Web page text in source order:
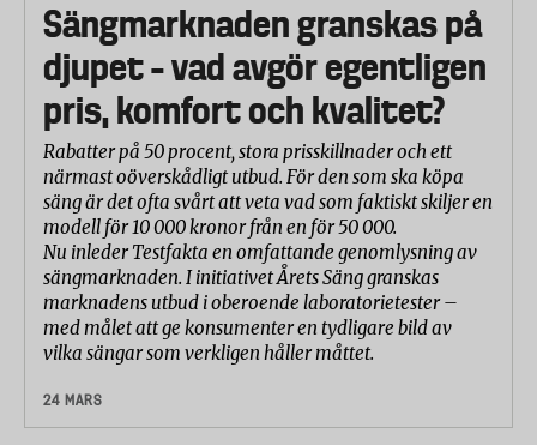
Sängmarknaden granskas på
djupet – vad avgör egentligen
pris, komfort och kvalitet?
Rabatter på 50 procent, stora prisskillnader och ett
närmast oöverskådligt utbud. För den som ska köpa
säng är det ofta svårt att veta vad som faktiskt skiljer en
modell för 10 000 kronor från en för 50 000.
Nu inleder Testfakta en omfattande genomlysning av
sängmarknaden. I initiativet Årets Säng granskas
marknadens utbud i oberoende laboratorietester –
med målet att ge konsumenter en tydligare bild av
vilka sängar som verkligen håller måttet.
24 MARS